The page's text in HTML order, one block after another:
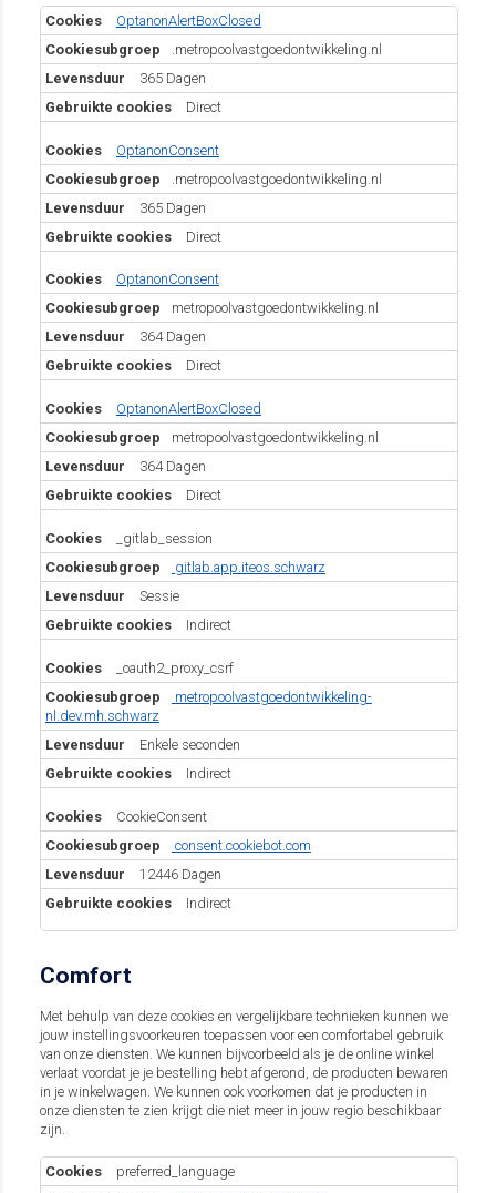
Functioneel
OptanonAlertBoxClosed
.metropoolvastgoedontwikkeling.nl
365 Dagen
Direct
OptanonConsent
.metropoolvastgoedontwikkeling.nl
365 Dagen
Direct
OptanonConsent
metropoolvastgoedontwikkeling.nl
364 Dagen
Direct
OptanonAlertBoxClosed
metropoolvastgoedontwikkeling.nl
364 Dagen
Direct
_gitlab_session
gitlab.app.iteos.schwarz
Sessie
Indirect
_oauth2_proxy_csrf
metropoolvastgoedontwikkeling-
nl.dev.mh.schwarz
Enkele seconden
Indirect
CookieConsent
consent.cookiebot.com
12446 Dagen
Indirect
Comfort
Met behulp van deze cookies en vergelijkbare technieken kunnen we
jouw instellingsvoorkeuren toepassen voor een comfortabel gebruik
van onze diensten. We kunnen bijvoorbeeld als je de online winkel
verlaat voordat je je bestelling hebt afgerond, de producten bewaren
in je winkelwagen. We kunnen ook voorkomen dat je producten in
onze diensten te zien krijgt die niet meer in jouw regio beschikbaar
zijn.
Comfort
preferred_language